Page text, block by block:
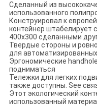
Сделанный из
использованного
Конструировал к
контейнер штабелирует
400x300 сделанными
Твердые стороны и
для
Эргономические
подниматься
Тележки для легких
также доступны. See
Этот экологический
использованный